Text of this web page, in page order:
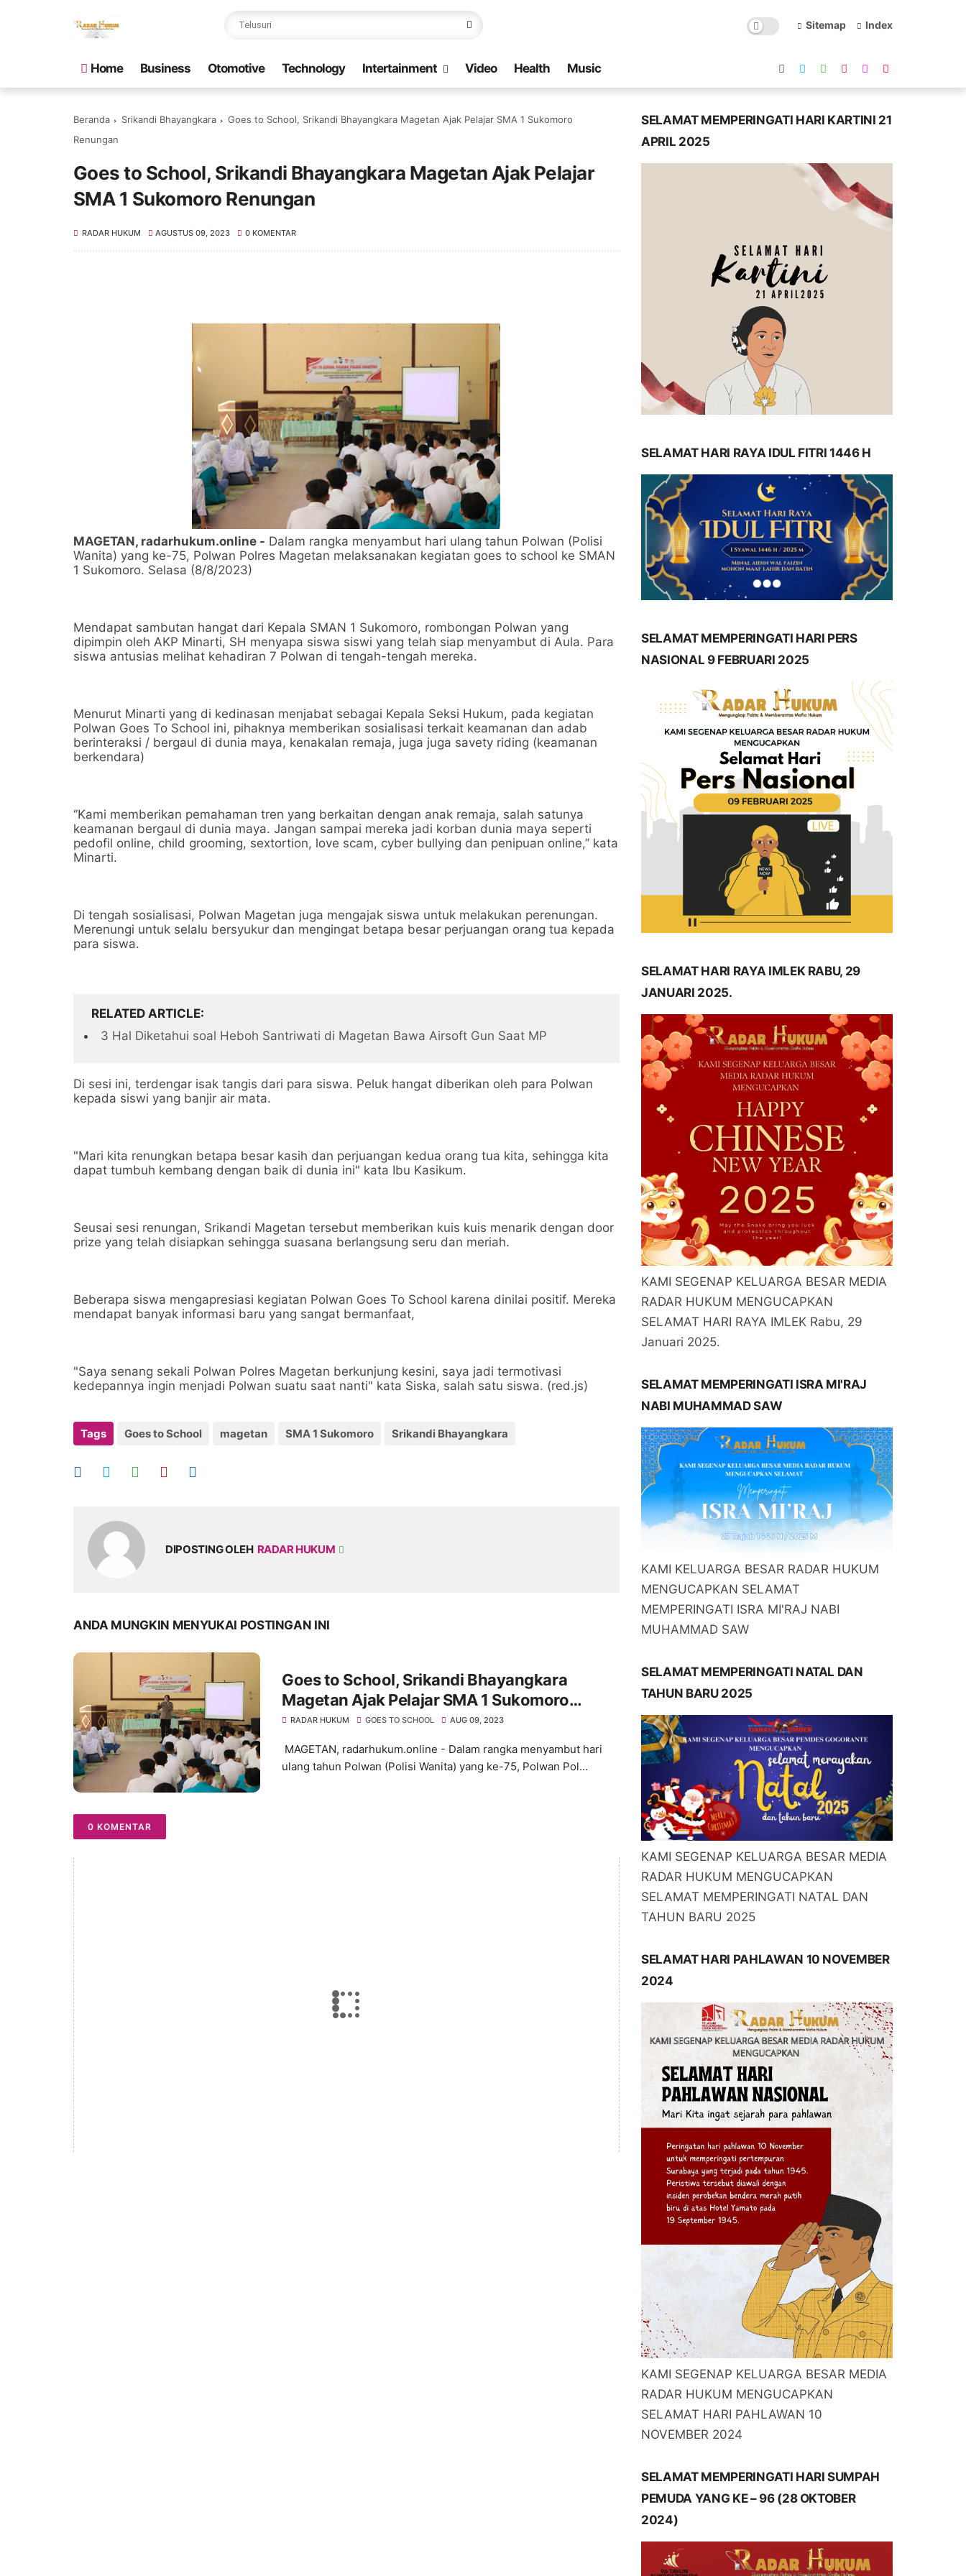
Sitemap Index
Home Business Otomotive Technology Intertainment Video Health Music
Beranda Srikandi Bhayangkara
Goes to School, Srikandi Bhayangkara Magetan Ajak Pelajar SMA 1 Sukomoro
Renungan
Goes to School, Srikandi Bhayangkara Magetan Ajak Pelajar
SMA 1 Sukomoro Renungan
RADAR HUKUM AGUSTUS 09, 2023 0 KOMENTAR
MAGETAN, radarhukum.online - Dalam rangka menyambut hari ulang tahun Polwan (Polisi
Wanita) yang ke-75, Polwan Polres Magetan melaksanakan kegiatan goes to school ke SMAN
1 Sukomoro. Selasa (8/8/2023)
Mendapat sambutan hangat dari Kepala SMAN 1 Sukomoro, rombongan Polwan yang
dipimpin oleh AKP Minarti, SH menyapa siswa siswi yang telah siap menyambut di Aula. Para
siswa antusias melihat kehadiran 7 Polwan di tengah-tengah mereka.
Menurut Minarti yang di kedinasan menjabat sebagai Kepala Seksi Hukum, pada kegiatan
Polwan Goes To School ini, pihaknya memberikan sosialisasi terkait keamanan dan adab
berinteraksi / bergaul di dunia maya, kenakalan remaja, juga juga savety riding (keamanan
berkendara)
‘’Kami memberikan pemahaman tren yang berkaitan dengan anak remaja, salah satunya
keamanan bergaul di dunia maya. Jangan sampai mereka jadi korban dunia maya seperti
pedofil online, child grooming, sextortion, love scam, cyber bullying dan penipuan online,’’ kata
Minarti.
Di tengah sosialisasi, Polwan Magetan juga mengajak siswa untuk melakukan perenungan.
Merenungi untuk selalu bersyukur dan mengingat betapa besar perjuangan orang tua kepada
para siswa.
RELATED ARTICLE
3 Hal Diketahui soal Heboh Santriwati di Magetan Bawa Airsoft Gun Saat MP
Di sesi ini, terdengar isak tangis dari para siswa. Peluk hangat diberikan oleh para Polwan
kepada siswi yang banjir air mata.
"Mari kita renungkan betapa besar kasih dan perjuangan kedua orang tua kita, sehingga kita
dapat tumbuh kembang dengan baik di dunia ini" kata Ibu Kasikum.
Seusai sesi renungan, Srikandi Magetan tersebut memberikan kuis kuis menarik dengan door
prize yang telah disiapkan sehingga suasana berlangsung seru dan meriah.
Beberapa siswa mengapresiasi kegiatan Polwan Goes To School karena dinilai positif. Mereka
mendapat banyak informasi baru yang sangat bermanfaat,
"Saya senang sekali Polwan Polres Magetan berkunjung kesini, saya jadi termotivasi
kedepannya ingin menjadi Polwan suatu saat nanti" kata Siska, salah satu siswa. (red.js)
Tags Goes to School magetan SMA 1 Sukomoro Srikandi Bhayangkara
DIPOSTING OLEH RADAR HUKUM
ANDA MUNGKIN MENYUKAI POSTINGAN INI
Goes to School, Srikandi Bhayangkara
Magetan Ajak Pelajar SMA 1 Sukomoro
Renungan
RADAR HUKUM GOES TO SCHOOL AUG 09, 2023
MAGETAN, radarhukum.online - Dalam rangka menyambut hari
ulang tahun Polwan (Polisi Wanita) yang ke-75, Polwan Pol...
0 KOMENTAR
SELAMAT MEMPERINGATI HARI KARTINI 21
APRIL 2025
SELAMAT HARI RAYA IDUL FITRI 1446 H
SELAMAT MEMPERINGATI HARI PERS
NASIONAL 9 FEBRUARI 2025
SELAMAT HARI RAYA IMLEK RABU, 29
JANUARI 2025.
KAMI SEGENAP KELUARGA BESAR MEDIA
RADAR HUKUM MENGUCAPKAN
SELAMAT HARI RAYA IMLEK Rabu, 29
Januari 2025.
SELAMAT MEMPERINGATI ISRA MI'RAJ
NABI MUHAMMAD SAW
KAMI KELUARGA BESAR RADAR HUKUM
MENGUCAPKAN SELAMAT
MEMPERINGATI ISRA MI'RAJ NABI
MUHAMMAD SAW
SELAMAT MEMPERINGATI NATAL DAN
TAHUN BARU 2025
KAMI SEGENAP KELUARGA BESAR MEDIA
RADAR HUKUM MENGUCAPKAN
SELAMAT MEMPERINGATI NATAL DAN
TAHUN BARU 2025
SELAMAT HARI PAHLAWAN 10 NOVEMBER
2024
KAMI SEGENAP KELUARGA BESAR MEDIA
RADAR HUKUM MENGUCAPKAN
SELAMAT HARI PAHLAWAN 10
NOVEMBER 2024
SELAMAT MEMPERINGATI HARI SUMPAH
PEMUDA YANG KE – 96 (28 OKTOBER
2024)